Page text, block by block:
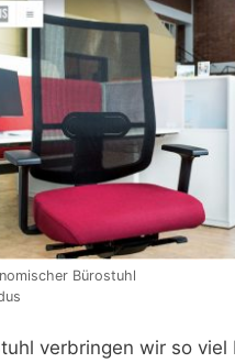
Bürostuhl
verbringen wir so